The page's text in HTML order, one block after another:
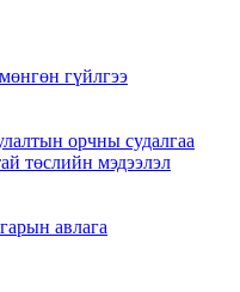
гүйлгээ
орчны судалгаа
төслийн мэдээлэл
авлага